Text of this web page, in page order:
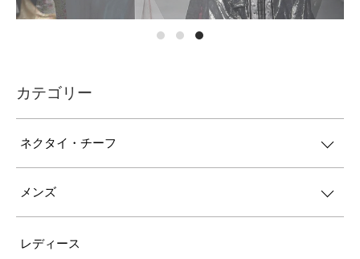
カテゴリー
ネクタイ・チーフ
メンズ
レディース